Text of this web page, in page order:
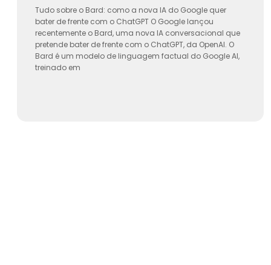
Tudo sobre o Bard: como a nova IA do Google quer
bater de frente com o ChatGPT O Google lançou
recentemente o Bard, uma nova IA conversacional que
pretende bater de frente com o ChatGPT, da OpenAI. O
Bard é um modelo de linguagem factual do Google AI,
treinado em